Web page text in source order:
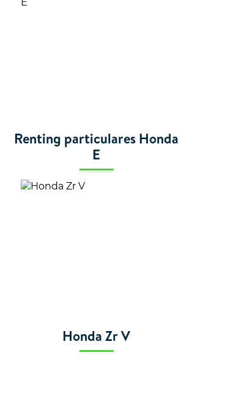
Renting particulares Honda
E
Honda Zr V